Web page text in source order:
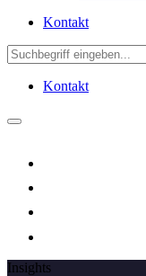
Kontakt
Kontakt
Insights